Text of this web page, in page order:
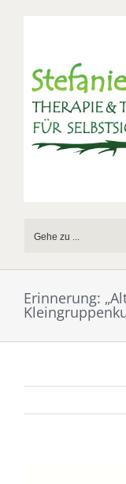
Gehe zu ...
Erinnerung: